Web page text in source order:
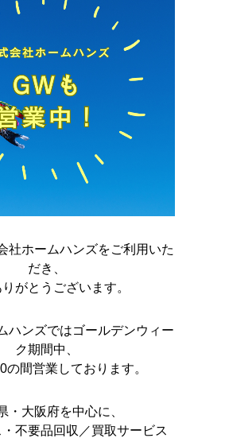
社ホームハンズをご利用いた
だき、
がとうございます。
ハンズではゴールデンウィー
ク期間中、
の間営業しております。
・大阪府を中心に、
不要品回収／買取サービス